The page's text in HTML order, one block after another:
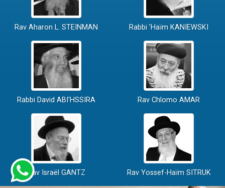
Rav Aharon L. STEINMAN Rabbi 'Haïm KANIEWSKI
Rabbi David ABI'HSSIRA Rav Chlomo AMAR
Rav Israël GANTZ Rav Yossef-Haïm SITRUK